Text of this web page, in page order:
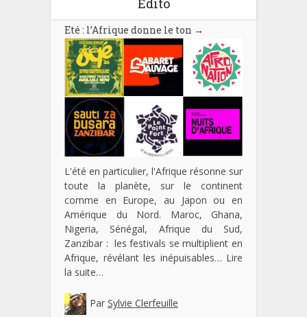
Edito
Eté : l’Afrique donne le ton →
L'été en particulier, l'Afrique résonne sur
toute la planète, sur le continent
comme en Europe, au Japon ou en
Amérique du Nord. Maroc, Ghana,
Nigeria, Sénégal, Afrique du Sud,
Zanzibar : les festivals se multiplient en
Afrique, révélant les inépuisables… Lire
la suite…
Par Sylvie Clerfeuille